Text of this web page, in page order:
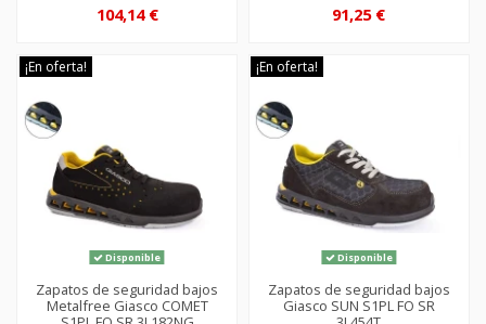
104,14 € 91,25 €
¡En oferta!
Disponible
Zapatos de seguridad bajos
Metalfree Giasco COMET
¡En oferta!
Disponible
Zapatos de seguridad bajos
Giasco SUN S1PL FO SR